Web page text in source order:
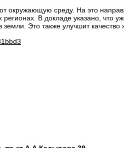
окружающую среду. На это
регионах. В докладе указано,
земли. Это также улучшит